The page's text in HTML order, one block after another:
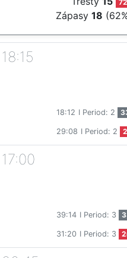
Zápasy 18
18:15
18:12 I Period: 2
29:08 I Period: 2
17:00
39:14 I Period: 3
31:20 I Period: 3